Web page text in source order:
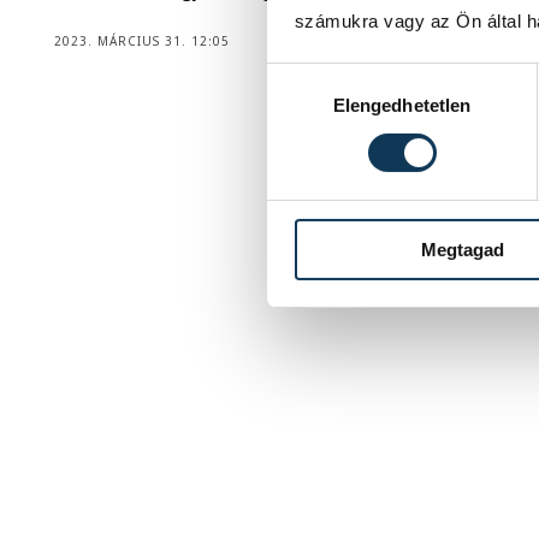
számukra vagy az Ön által
Elengedhetetlen
Megtagad
2023. MÁRCIUS 31. 12:05